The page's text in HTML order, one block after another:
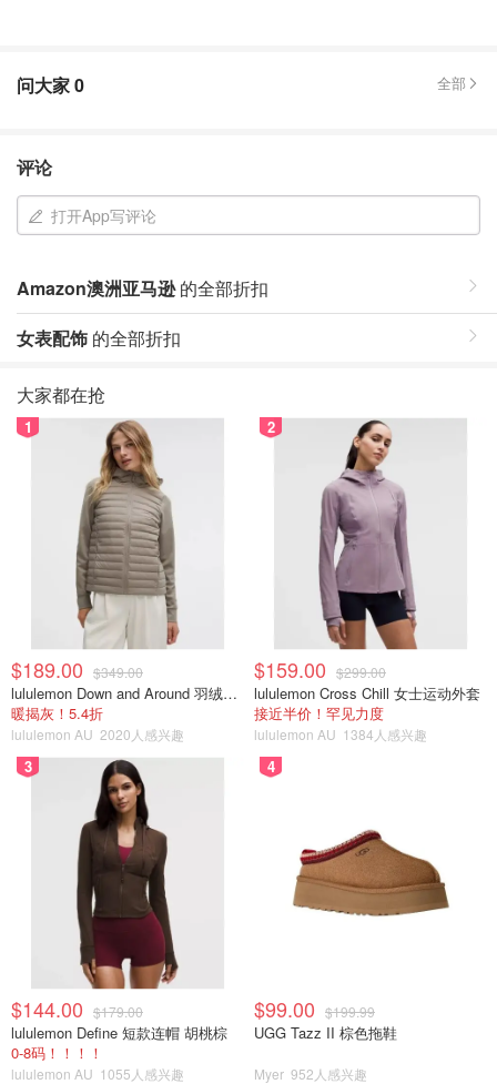
问大家0 全部
评论
打开App写评论
Amazon澳洲亚马逊的全部折扣
女表配饰 的全部折扣
大家都在抢
1
$189.00 $349.00
lululemon Down and Around 羽绒夹克
暖揭灰！5.4折
lululemon AU 2020人感兴趣
2
$159.00 $299.00
lululemon Cross Chill 女士运动外套
接近半价！罕见力度
lululemon AU 1384人感兴趣
3
$144.00 $179.00
lululemon Define 短款连帽 胡桃棕
0-8码！！！！
lululemon AU 1055人感兴趣
4
$99.00 $199.99
UGG Tazz II 棕色拖鞋
Myer 952人感兴趣